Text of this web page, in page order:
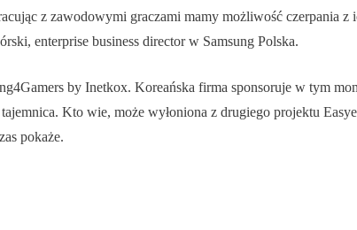
z zawodowymi graczami mamy możliwość czerpania z
enterprise business director w Samsung Polska.
by Inetkox. Koreańska firma sponsoruje w tym
Kto wie, może wyłoniona z drugiego projektu
pokaże.